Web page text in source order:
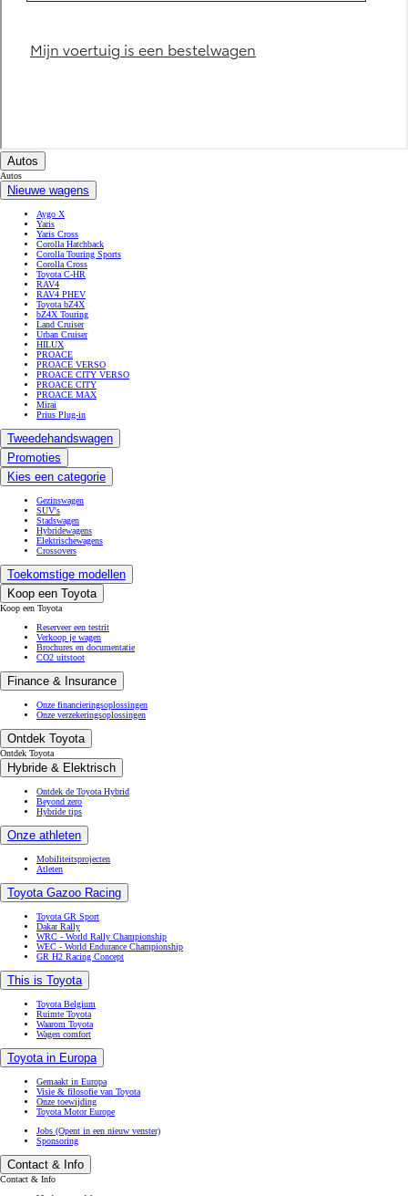
Autos
Autos
Nieuwe wagens
Aygo X
Yaris
Yaris Cross
Corolla Hatchback
Corolla Touring Sports
Corolla Cross
Toyota C-HR
RAV4
RAV4 PHEV
Toyota bZ4X
bZ4X Touring
Land Cruiser
Urban Cruiser
HILUX
PROACE
PROACE VERSO
PROACE CITY VERSO
PROACE CITY
PROACE MAX
Mirai
Prius Plug-in
Tweedehandswagen
Promoties
Kies een categorie
Gezinswagen
SUV's
Stadswagen
Hybridewagens
Elektrischewagens
Crossovers
Toekomstige modellen
Koop een Toyota
Koop een Toyota
Reserveer een testrit
Verkoop je wagen
Brochures en documentatie
CO2 uitstoot
Finance & Insurance
Onze financieringsoplossingen
Onze verzekeringsoplossingen
Ontdek Toyota
Ontdek Toyota
Hybride & Elektrisch
Ontdek de Toyota Hybrid
Beyond zero
Hybride tips
Onze athleten
Mobiliteitsprojecten
Atleten
Toyota Gazoo Racing
Toyota GR Sport
Dakar Rally
WRC - World Rally Championship
WEC - World Endurance Championship
GR H2 Racing Concept
This is Toyota
Toyota Belgium
Ruimte Toyota
Waarom Toyota
Wagen comfort
Toyota in Europa
Gemaakt in Europa
Visie & filosofie van Toyota
Onze toewijding
Toyota Motor Europe
Jobs (Opent in een nieuw venster)
Sponsoring
Contact & Info
Contact & Info